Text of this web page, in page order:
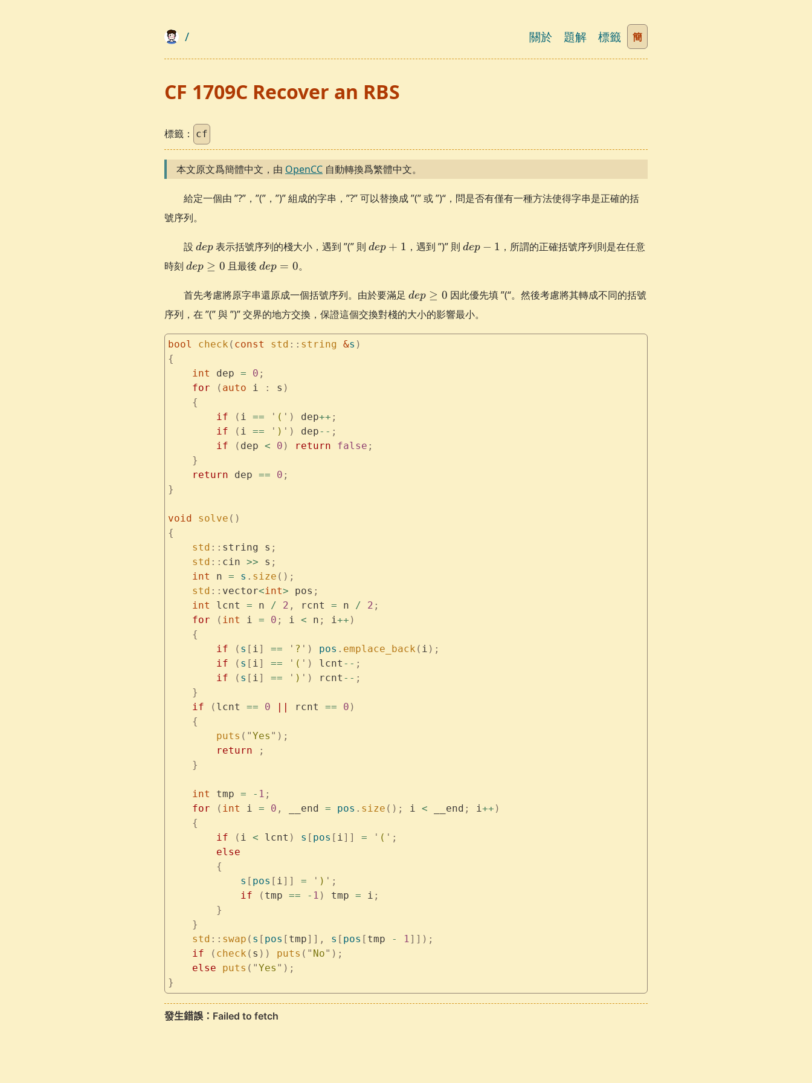
/ 關於 題解 標籤 簡
CF 1709C Recover an RBS
標籤： cf
本文原文爲簡體中文，由 OpenCC 自動轉換爲繁體中文。
給定一個由 ”?”，”(”，”)” 組成的字串，”?” 可以替換成 ”(” 或 ”)“，問是否有僅有一種方法使得字串是正確的括
號序列。
設 dep
dep 表示括號序列的棧大小，遇到 ”(” 則 dep
dep + 1 ，遇到 ”)” 則 dep
dep − 1 ，所謂的正確括號序列則是在任意
時刻 dep
0
dep ≥ 0 且最後 dep
dep = 0。
首先考慮將原字串還原成一個括號序列。由於要滿足 dep
0
dep ≥ 0 因此優先填 ”(“。然後考慮將其轉成不同的括號
序列，在 ”(” 與 ”)” 交界的地方交換，保證這個交換對棧的大小的影響最小。
bool check ( const std :: string &s )
{
    int
dep = 0 ;
    for
( auto i : s )
    {
        if
( i == ' ( ' ) dep++ ;
        if
( i == ' ) ' ) dep-- ;
        if
( dep < 0 ) return false ;
    }
    return
dep == 0 ;
}
void solve ()
{
    std
:: string s ;
    std
:: cin >> s ;
    int
n = s . size ();
    std
:: vector<int> pos ;
    int
lcnt = n / 2 , rcnt = n / 2 ;
    for
( int i = 0 ; i < n ; i++ )
    {
        if
( s [ i] == ' ? ' ) pos . emplace_back ( i );
        if
( s [ i] == ' ( ' ) lcnt -- ;
        if
( s [ i] == ' ) ' ) rcnt -- ;
    }
    if
( lcnt == 0 || rcnt == 0 )
    {
        puts
( "Yes " );
        return
;
    }
    int
tmp = - 1 ;
    for
( int i = 0 , __end = pos . size (); i < __end ; i++ )
    {
        if
( i < lcnt ) s [ pos [ i]] = ' ( ' ;
        else
        {
            s
[ pos [ i]] = ' ) ' ;
            if
( tmp == - 1 ) tmp = i ;
        }
    }
    std
:: swap ( s [ pos [ tmp]], s [ pos [ tmp - 1]]);
    if
( check ( s )) puts ( " No" );
    else
puts ( "Yes " );
}